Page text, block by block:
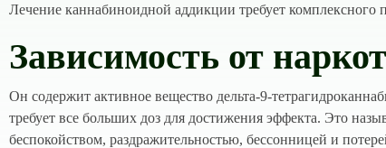
Лечение каннабиноидной аддикции требует
Зависимость от
Он содержит активное вещество дельта-9-
требует все больших доз для достижения эффекта. Это
беспокойством, раздражительностью, бессонницей и